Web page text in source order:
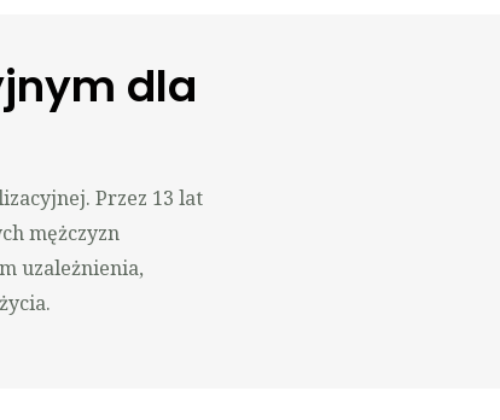
dla
Przez 13 lat
mężczyzn
uzależnienia,